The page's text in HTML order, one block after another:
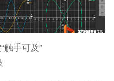
触手可及”